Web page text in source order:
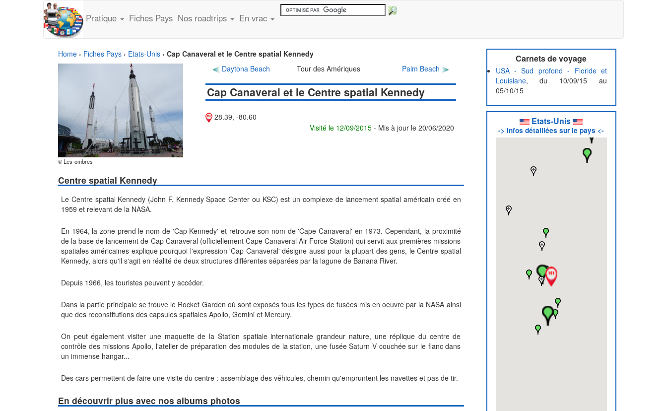
Pratique Fiches Pays Nos roadtrips En vrac
Home › Fiches Pays › Etats-Unis › Cap Canaveral et le Centre spatial Kennedy
© Les-ombres
Daytona Beach Tour des Amériques Palm Beach
Cap Canaveral et le Centre spatial Kennedy
28.39, -80.60
Visité le 12/09/2015 - Mis à jour le 20/06/2020
Centre spatial Kennedy
Le Centre spatial Kennedy (John F. Kennedy Space Center ou KSC) est un complexe de lancement spatial américain créé en
1959 et relevant de la NASA.
En 1964, la zone prend le nom de 'Cap Kennedy' et retrouve son nom de 'Cape Canaveral' en 1973. Cependant, la proximité
de la base de lancement de Cap Canaveral (officiellement Cape Canaveral Air Force Station) qui servit aux premières missions
spatiales américaines explique pourquoi l'expression 'Cap Canaveral' désigne aussi pour la plupart des gens, le Centre spatial
Kennedy, alors qu'il s'agit en réalité de deux structures différentes séparées par la lagune de Banana River.
Depuis 1966, les touristes peuvent y accéder.
Dans la partie principale se trouve le Rocket Garden où sont exposés tous les types de fusées mis en oeuvre par la NASA ainsi
que des reconstitutions des capsules spatiales Apollo, Gemini et Mercury.
On peut également visiter une maquette de la Station spatiale internationale grandeur nature, une réplique du centre de
contrôle des missions Apollo, l'atelier de préparation des modules de la station, une fusée Saturn V couchée sur le flanc dans
un immense hangar...
Des cars permettent de faire une visite du centre : assemblage des véhicules, chemin qu'empruntent les navettes et pas de tir.
En découvrir plus avec nos albums photos
Carnets de voyage
USA - Sud profond - Floride et
Louisiane, du 10/09/15 au
05/10/15
Etats-Unis
-> infos détaillées sur le pays <-